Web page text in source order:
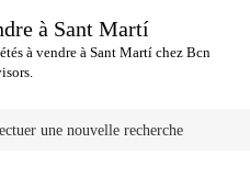
à Sant Martí
à vendre à Sant Martí chez Bcn
une nouvelle recherche